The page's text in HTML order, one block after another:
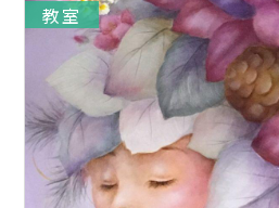
教室